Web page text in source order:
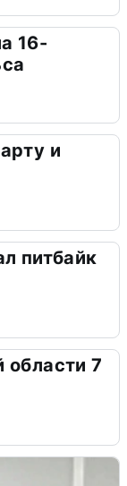
16-
и
питбайк
7